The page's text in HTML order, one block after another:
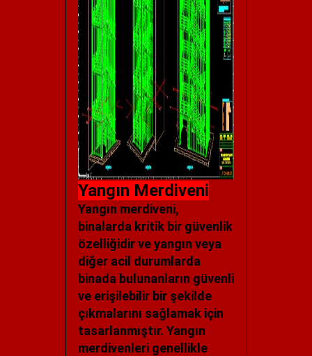
Yangın Merdiveni
Yangın merdiveni,
binalarda kritik bir güvenlik
özelliğidir ve yangın veya
diğer acil durumlarda
binada bulunanların güvenli
ve erişilebilir bir şekilde
çıkmalarını sağlamak için
tasarlanmıştır. Yangın
merdivenleri genellikle